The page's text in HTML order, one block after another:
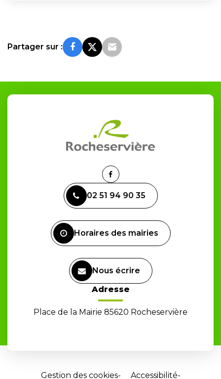
Partager sur :
Lien
le
compte
02 51 94 90 35
Horaires des mairies
Nous écrire
Adresse
Place de la Mairie 85620 Rocheservière
Gestion des cookies Accessibilité